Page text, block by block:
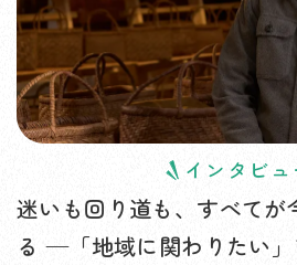
迷いも回り道も、すべてが
る —「地域に関わりたい
インタビュ